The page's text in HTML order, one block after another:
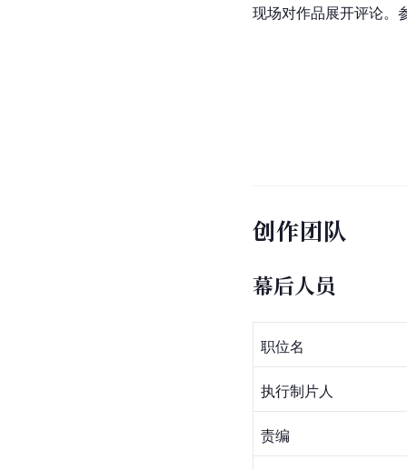
现场对作品展开评论。
创作团队
幕后人员
职位名
执行制片人
责编